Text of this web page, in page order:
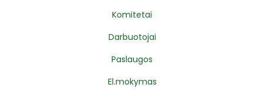
Komitetai
Darbuotojai
Paslaugos
El.mokymas